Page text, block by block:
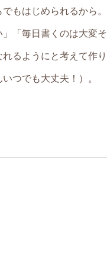
もはじめられるから。
「毎日書くのは大変そ
るようにと考えて作り
つでも大丈夫！）。